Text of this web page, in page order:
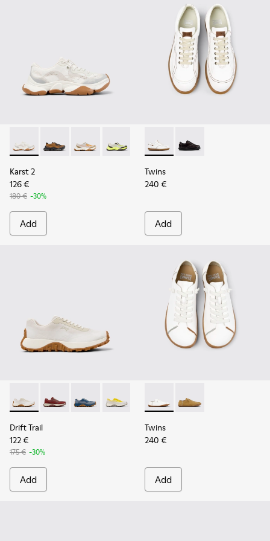
Karst 2 - K201837-009 - White and Beige Stitch-Free
Karst 2 - K201837-010
Karst 2 - K201837-008
Karst 2 - K201837-003
Karst 2
126 €
180 € -30%
Add
Twins - 27651-135 - White
Twins - 27651-136
Twins
240 €
Add
Drift Trail - K201872-001 - Beige Recycled Engineered
Drift Trail - K201872-006
Drift Trail - K201872-004
Drift Trail - K201872-003
Drift Trail
122 €
175 € -30%
Add
Twins - K201928-003 -
Twins - K201928-002
Twins
240 €
Add